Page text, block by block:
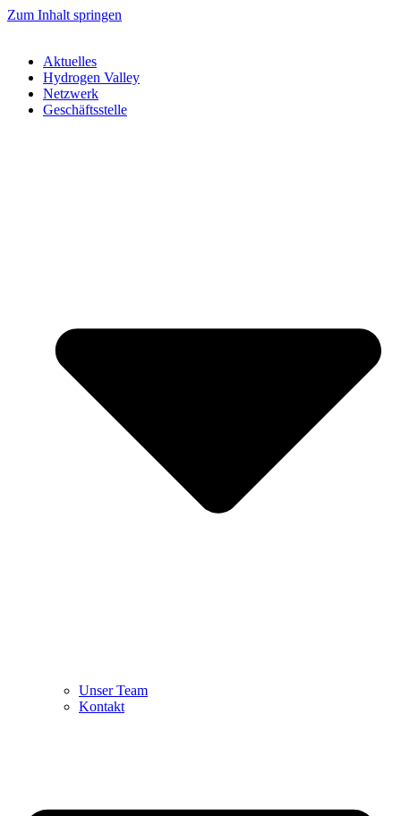
Zum Inhalt springen
Aktuelles
Hydrogen Valley
Netzwerk
Geschäftsstelle
Unser Team
Kontakt